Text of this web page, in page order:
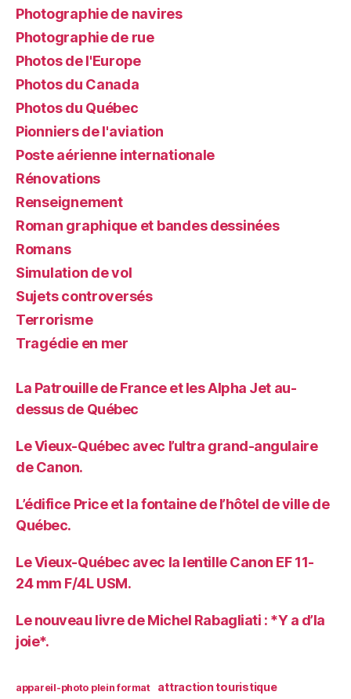
Photographie de navires
Photographie de rue
Photos de l'Europe
Photos du Canada
Photos du Québec
Pionniers de l'aviation
Poste aérienne internationale
Rénovations
Renseignement
Roman graphique et bandes dessinées
Romans
Simulation de vol
Sujets controversés
Terrorisme
Tragédie en mer
La Patrouille de France et les Alpha Jet au-
dessus de Québec
Le Vieux-Québec avec l’ultra grand-angulaire
de Canon.
L’édifice Price et la fontaine de l’hôtel de ville de
Québec.
Le Vieux-Québec avec la lentille Canon EF 11-
24 mm F/4L USM.
Le nouveau livre de Michel Rabagliati : *Y a d’la
joie*.
appareil-photo plein format attraction touristique